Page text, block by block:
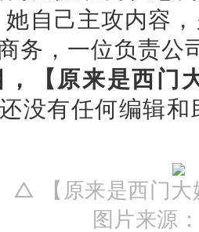
她自己主攻内容
务，一位负责公
，【原来是西门
没有任何编辑
△ 【原来是西门大
图片来源